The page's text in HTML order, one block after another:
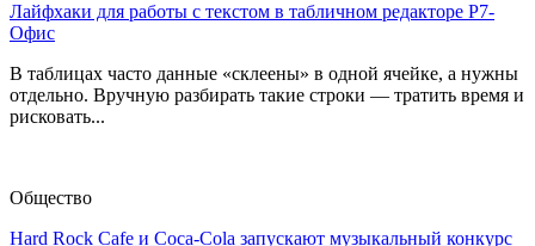
Лайфхаки для работы с текстом в табличном редакторе Р7-
Офис
В таблицах часто данные «склеены» в одной ячейке, а нужны
отдельно. Вручную разбирать такие строки — тратить время и
рисковать...
Общество
Hard Rock Cafe и Coca-Cola запускают музыкальный конкурс